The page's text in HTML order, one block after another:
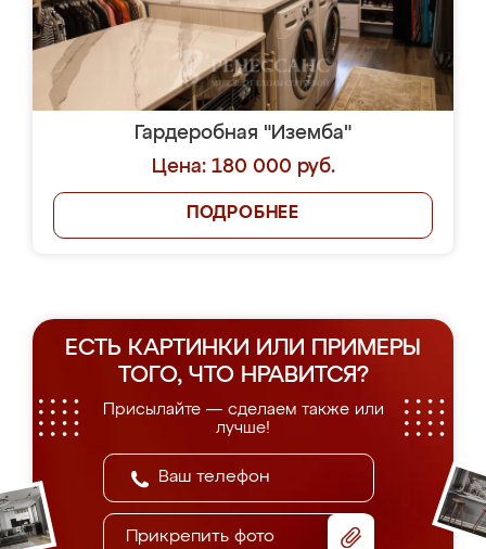
Гардеробная "Иземба"
Цена: 180 000 руб.
ПОДРОБНЕЕ
ЕСТЬ КАРТИНКИ ИЛИ ПРИМЕРЫ
ТОГО, ЧТО НРАВИТСЯ?
Присылайте — сделаем также или
лучше!
Прикрепить фото